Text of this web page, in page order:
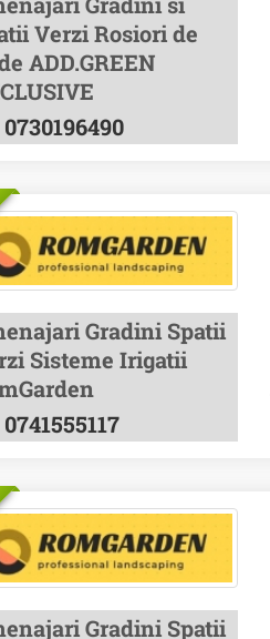
Verzi Rosiori de
ADD.GREEN
0730196490
Gradini Spatii
Sisteme Irigatii
0741555117
Gradini Spatii